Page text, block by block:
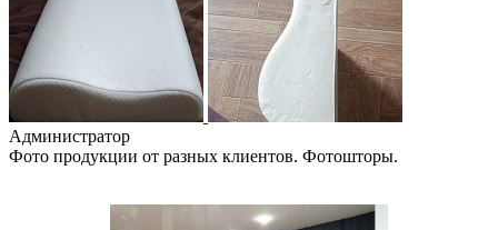
Администратор
Фото продукции от разных клиентов. Фотошторы.